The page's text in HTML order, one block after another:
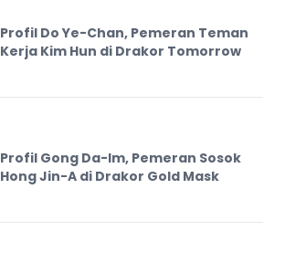
Profil Do Ye-Chan, Pemeran Teman
Kerja Kim Hun di Drakor Tomorrow
Profil Gong Da-Im, Pemeran Sosok
Hong Jin-A di Drakor Gold Mask